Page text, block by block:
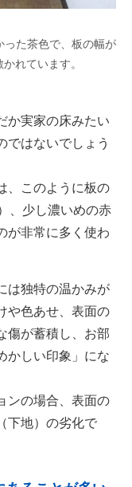
った茶色で、板の幅が
れています。
か実家の床みたい
ではないでしょう
、このように板の
、少し濃いめの赤
が非常に多く使わ
は独特の温かみが
や色あせ、表面の
傷が蓄積し、お部
かしい印象」にな
ンの場合、表面の
下地）の劣化で